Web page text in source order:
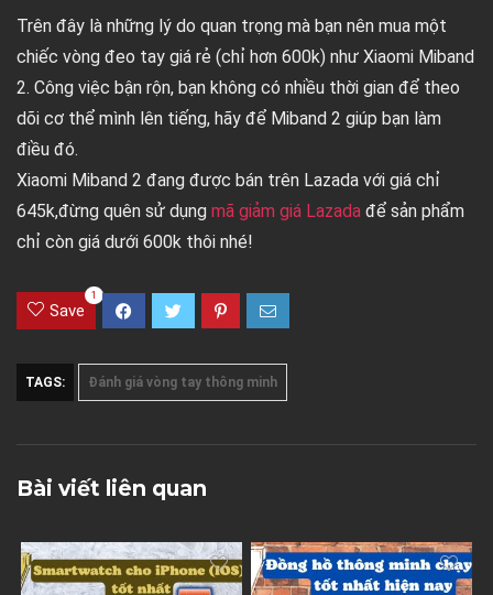
Trên đây là những lý do quan trọng mà bạn nên mua một
chiếc vòng đeo tay giá rẻ (chỉ hơn 600k) như Xiaomi Miband
2. Công việc bận rộn, bạn không có nhiều thời gian để theo
dõi cơ thể mình lên tiếng, hãy để Miband 2 giúp bạn làm
điều đó.
Xiaomi Miband 2 đang được bán trên Lazada với giá chỉ
645k,đừng quên sử dụng mã giảm giá Lazada để sản phẩm
chỉ còn giá dưới 600k thôi nhé!
Save
1
TAGS: Đánh giá vòng tay thông minh
Bài viết liên quan